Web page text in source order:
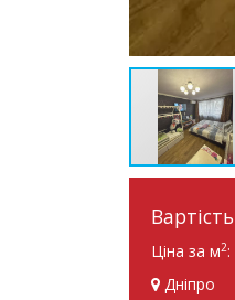
Вартість
Ціна за м2:
Дніпро